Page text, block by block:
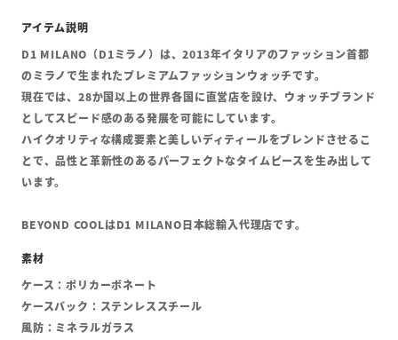
D1 MILANO（D1ミラノ）は、2013年イタリアのファッション首都
のミラノで生まれたプレミアムファッションウォッチです。
現在では、28か国以上の世界各国に直営店を設け、ウォッチブランド
としてスピード感のある発展を可能にしています。
ハイクオリティな構成要素と美しいディティールをブレンドさせるこ
とで、品性と革新性のあるパーフェクトなタイムピースを生み出して
います。
BEYOND COOLはD1 MILANO日本総輸入代理店です。
ケース：ポリカーボネート
ケースバック：ステンレススチール
風防：ミネラルガラス